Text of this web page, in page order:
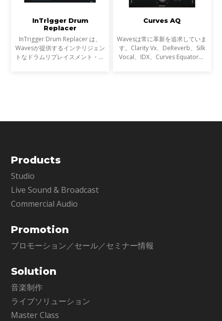
InTrigger Drum
Replacer
InTrigger Drum Replacer は、
Wavesが提供するインテリジェン
トなドラムリプレイスメント・プ
Curves AQ
Wavesは常に革新を追求していま
す。Clarity Vx、DeReverb、Silk
Vocal、IDX、Curves Equator、
Products
Studio
Live Sound & Broadcast
Commercial Audio
Promotion
プロモーション／セール／セミナー情報
Solution
音楽制作
ライブソリューション
Master Class